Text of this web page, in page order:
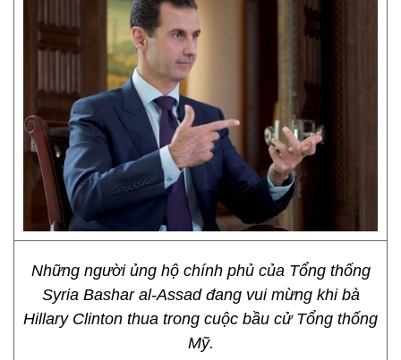
Những người ủng hộ chính phủ của Tổng thống
Syria Bashar al-Assad đang vui mừng khi bà
Hillary Clinton thua trong cuộc bầu cử Tổng thống
Mỹ.